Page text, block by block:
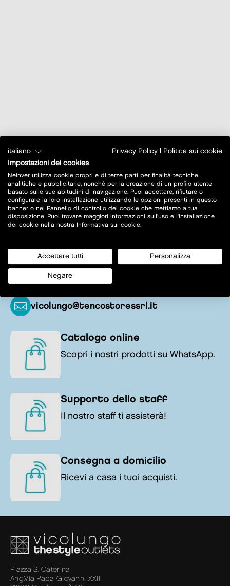
+390321875956
+393515656119
vicolungo@tencostoressrl.it
Catalogo online
Scopri i nostri prodotti su WhatsApp.
Supporto dello staff
Il nostro staff ti assisterà!
Consegna a domicilio
Ricevi a casa i tuoi acquisti.
Piazza S. Caterina
Ang.Via Papa Giovanni XXIII
italiano Privacy Policy
Politica sui cookie
Impostazioni dei cookies
Neinver utilizza cookie propri e di terze parti per finalità tecniche,
analitiche e pubblicitarie, nonché per la creazione di un profilo utente
basato sulle sue abitudini di navigazione. Puoi accettare, rifiutare o
configurare la loro installazione utilizzando le opzioni presenti in questo
banner o nel Pannello di controllo dei cookie che mettiamo a tua
disposizione. Puoi trovare maggiori informazioni sull'uso e l'installazione
dei cookie nella nostra Informativa sui cookie.
Accettare tutti Personalizza
Negare